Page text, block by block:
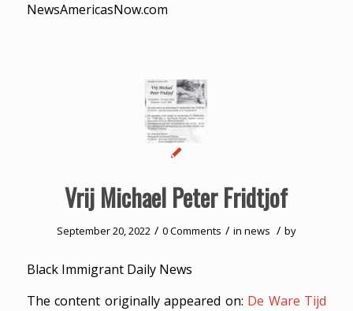
NewsAmericasNow.com
Vrij Michael Peter Fridtjof
September 20, 2022 / 0 Comments / in news / by
Black Immigrant Daily News
The content originally appeared on: De Ware Tijd